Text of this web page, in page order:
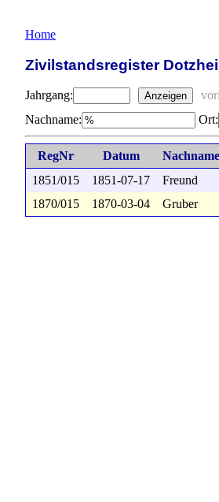
Home
Zivilstandsregister
Jahrgang: Anzeigen
Nachname:
Ort:
RegNr Datum Nachname
1851/015
1851-07-17 Freund
1870/015
1870-03-04 Gruber